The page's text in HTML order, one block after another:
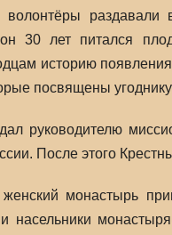
волонтёры
он 30 лет питался
историю
посвящены
руководителю
После этого
монастырь
насельники